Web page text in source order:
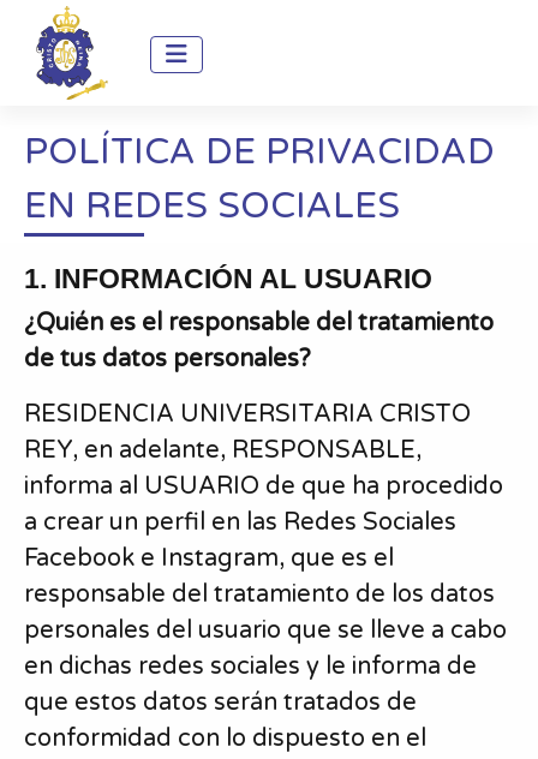
POLÍTICA DE PRIVACIDAD
EN REDES SOCIALES
1. INFORMACIÓN AL USUARIO
¿Quién es el responsable del tratamiento
de tus datos personales?
RESIDENCIA UNIVERSITARIA CRISTO
REY, en adelante, RESPONSABLE,
informa al USUARIO de que ha procedido
a crear un perfil en las Redes Sociales
Facebook e Instagram, que es el
responsable del tratamiento de los datos
personales del usuario que se lleve a cabo
en dichas redes sociales y le informa de
que estos datos serán tratados de
conformidad con lo dispuesto en el